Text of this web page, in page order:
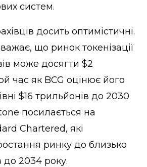
систем.
досить оптимістичні.
що ринок токенізації
може досягти $2
час як BCG оцінює його
$16 трильйонів до 2030
посилається на
Chartered, які
ринку до близько
до 2034 року.